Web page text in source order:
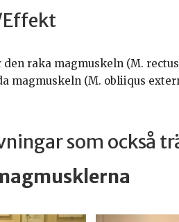
den raka magmuskeln (M.
magmuskeln (M. obliiqus
som också